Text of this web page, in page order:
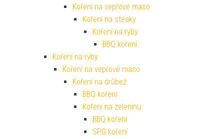
Koření na vepřové maso
Koření na steaky
Koření na ryby
BBQ koření
Koření na ryby
Koření na vepřové maso
Koření na drůbež
BBQ koření
Koření na zeleninu
BBQ koření
SPG koření